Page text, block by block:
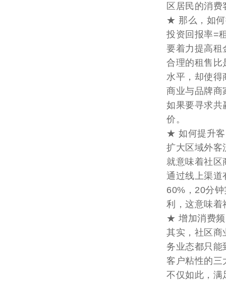
区居民的消费
★ 那么，如何
投资回报率=
要着力提高租
合理的租售比
水平，却使得
商业与品牌商
如果要寻求共
价。
★ 如何提升
扩大区域外客
就意味着社区
通过线上渠道
60%，20分
利，这意味着
★ 增加消费频
其实，社区商
务业态都只能
客户粘性的三
不仅如此，满